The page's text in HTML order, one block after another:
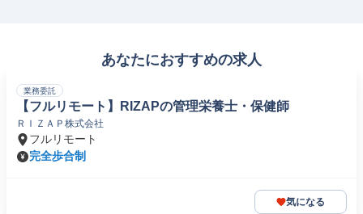
あなたにおすすめの求人
業務委託
【フルリモート】RIZAPの管理栄養士・保健師
ＲＩＺＡＰ株式会社
フルリモート
完全歩合制
気になる